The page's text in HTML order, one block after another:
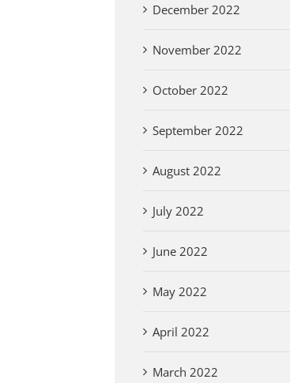
December 2022
November 2022
October 2022
September 2022
August 2022
July 2022
June 2022
May 2022
April 2022
March 2022